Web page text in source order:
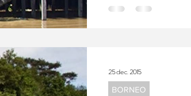
BORNEO
25 dec. 2015